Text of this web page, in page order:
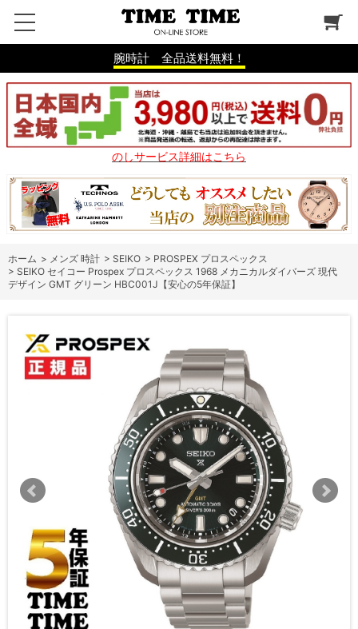
腕時計 全品送料無料！
のしサービス詳細はこちら
ホーム > メンズ 時計 > SEIKO > PROSPEX プロスペックス
> SEIKO セイコー Prospex プロスペックス 1968 メカニカルダイバーズ 現代
デザイン GMT グリーン HBC001J【安心の5年保証】